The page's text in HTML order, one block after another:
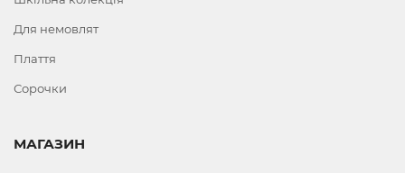
Для немовлят
Плаття
Сорочки
МАГАЗИН